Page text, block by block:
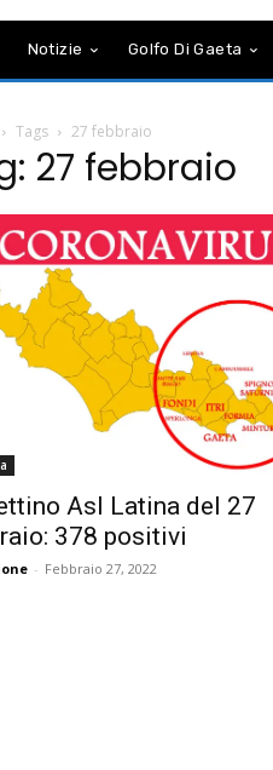
Notizie Golfo Di Gaeta
Tags 27 febbraio
27 febbraio
Asl Latina del 27
378 positivi
- Febbraio 27, 2022